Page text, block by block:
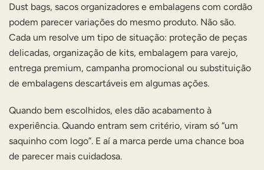
Dust bags, sacos organizadores e embalagens com cordão
podem parecer variações do mesmo produto. Não são.
Cada um resolve um tipo de situação: proteção de peças
delicadas, organização de kits, embalagem para varejo,
entrega premium, campanha promocional ou substituição
de embalagens descartáveis em algumas ações.
Quando bem escolhidos, eles dão acabamento à
experiência. Quando entram sem critério, viram só “um
saquinho com logo”. E aí a marca perde uma chance boa
de parecer mais cuidadosa.